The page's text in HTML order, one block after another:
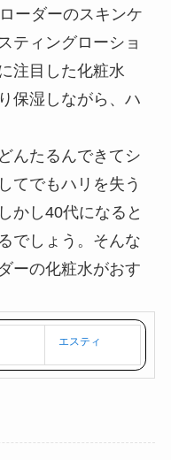
ーダーのスキンケ
ティングローショ
注目した化粧水
保湿しながら、ハ
んたるんできてシ
てでもハリを失う
かし40代になると
でしょう。そんな
ーの化粧水がおす
エスティ